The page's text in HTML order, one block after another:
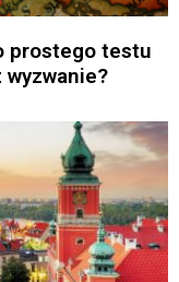
prostego testu